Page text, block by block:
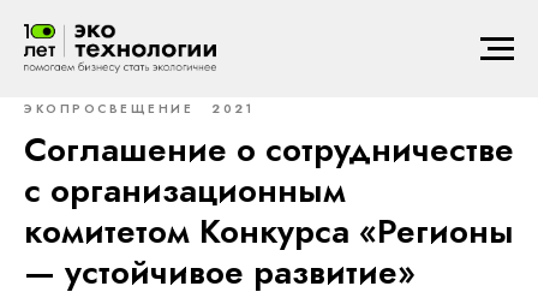
ЭКОПРОСВЕЩЕНИЕ 2021
Соглашение о сотрудничестве
с организационным
комитетом Конкурса «Регионы
— устойчивое развитие»